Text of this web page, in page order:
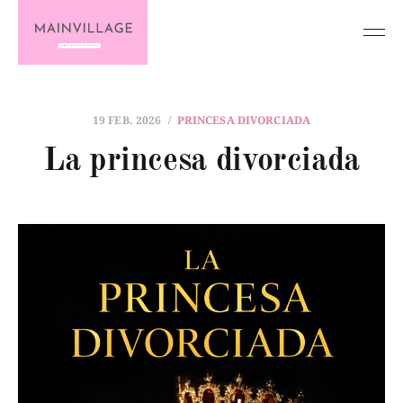
19 FEB. 2026 PRINCESA DIVORCIADA
La princesa divorciada